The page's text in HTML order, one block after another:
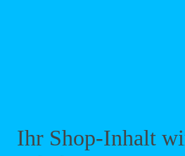
Ihr Shop-Inhalt